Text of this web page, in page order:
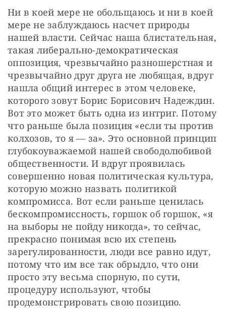
Ни в коей мере не обольщаюсь и ни в коей
мере не заблуждаюсь насчет природы
нашей власти. Сейчас наша блистательная,
такая либерально-демократическая
оппозиция, чрезвычайно разношерстная и
чрезвычайно друг друга не любящая, вдруг
нашла общий интерес в этом человеке,
которого зовут Борис Борисович Надеждин.
Вот это может быть одна из интриг. Потому
что раньше была позиция «если ты против
колхозов, то я — за». Это основной принцип
глубокоуважаемой нашей свободолюбивой
общественности. И вдруг проявилась
совершенно новая политическая культура,
которую можно назвать политикой
компромисса. Вот если раньше ценилась
бескомпромиссность, горшок об горшок, «я
на выборы не пойду никогда», то сейчас,
прекрасно понимая всю их степень
зарегулированности, люди все равно идут,
потому что им все так обрыдло, что они
просто эту весьма спорную, по сути,
процедуру используют, чтобы
продемонстрировать свою позицию.